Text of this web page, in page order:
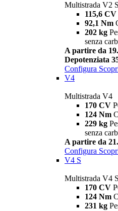
Multistrada V2 S
115,6 CV
92,1 Nm
202 kg
senza
A partire da
Depotenziata
Configura
V4
Multistrada V4
170 CV
124 Nm
229 kg
senza
A partire da
Configura
V4 S
Multistrada V4 S
170 CV
124 Nm
231 kg